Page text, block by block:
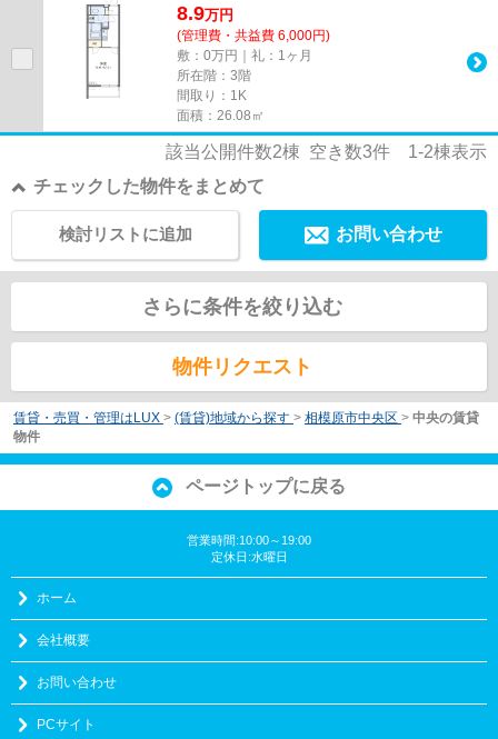
8.9万円
(管理費・共益費 6,000円)
敷：0万円｜礼：1ヶ月
所在階：3階
間取り：1K
面積：26.08㎡
該当公開件数2棟 空き数3件 1-2棟表示
チェックした物件をまとめて
お問い合わせ
検討リストに追加
さらに条件を絞り込む
物件リクエスト
賃貸・売買・管理はLUX > (賃貸)地域から探す > 相模原市中央区 > 中央の賃貸
物件
ページトップに戻る
営業時間:10:00～19:00
定休日:水曜日
ホーム
会社概要
お問い合わせ
PCサイト